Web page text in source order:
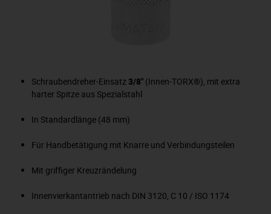
Schraubendreher-Einsatz 3/8" (Innen-TORX®), mit extra
harter Spitze aus Spezialstahl
In Standardlänge (48 mm)
Für Handbetätigung mit Knarre und Verbindungsteilen
Mit griffiger Kreuzrändelung
Innenvierkantantrieb nach DIN 3120, C 10 / ISO 1174